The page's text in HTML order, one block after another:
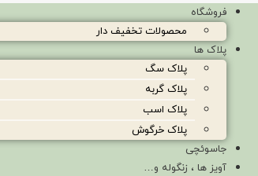
فروشگاه
محصولات تخفیف دار
پلاک ها
پلاک سگ
پلاک گربه
پلاک اسب
پلاک خرگوش
جاسوئچی
آویز ها ، زنگوله و…